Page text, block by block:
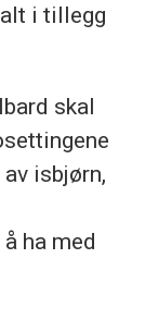
i tillegg
skal
isbjørn,
ha med